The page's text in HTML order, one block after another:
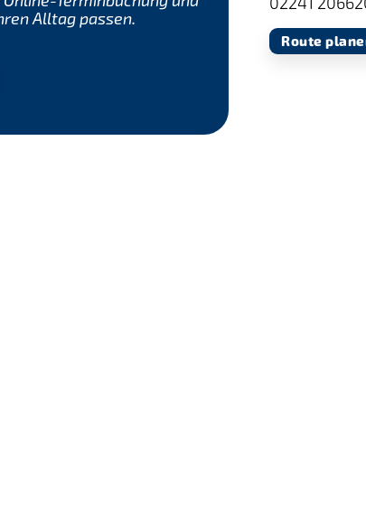
Alltag passen.
Route